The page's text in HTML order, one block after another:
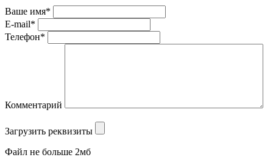
Ваше имя*
E-mail*
Телефон*
Комментарий
Загрузить реквизиты
Файл не больше 2мб